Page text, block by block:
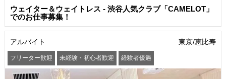
ウェイター＆ウェイトレス - 渋谷人気クラブ「CAMELOT」
でのお仕事募集！
アルバイト 東京/恵比寿
フリーター歓迎 未経験・初心者歓迎 経験者優遇
学歴(中卒・高卒)不問 友達と一緒に応募OK 昇給あり 髪型・髪色自由